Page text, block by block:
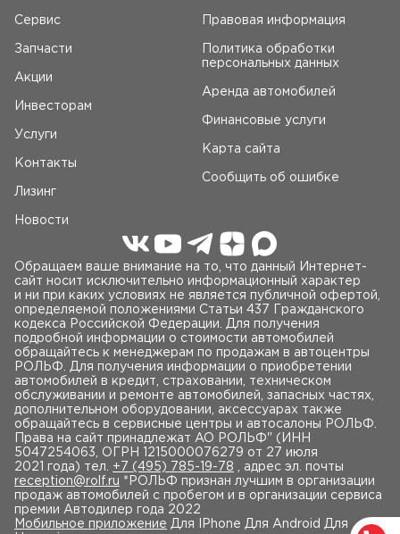
Сервис
Запчасти
Акции
Инвесторам
Услуги
Контакты
Лизинг
Новости
Правовая информация
Политика обработки
персональных данных
Аренда автомобилей
Финансовые услуги
Карта сайта
Сообщить об ошибке
Обращаем ваше внимание на то, что данный Интернет-
сайт носит исключительно информационный характер
и ни при каких условиях не является публичной офертой,
определяемой положениями Статьи 437 Гражданского
кодекса Российской Федерации. Для получения
подробной информации о стоимости автомобилей
обращайтесь к менеджерам по продажам в автоцентры
РОЛЬФ. Для получения информации о приобретении
автомобилей в кредит, страховании, техническом
обслуживании и ремонте автомобилей, запасных частях,
дополнительном оборудовании, аксессуарах также
обращайтесь в сервисные центры и автосалоны РОЛЬФ.
Права на сайт принадлежат AO РОЛЬФ" (ИНН
5047254063, ОГРН 1215000076279 от 27 июля
2021 года) тел. +7 (495) 785-19-78 , адрес эл. почты
reception@rolf.ru *РОЛЬФ признан лучшим в организации
продаж автомобилей с пробегом и в организации сервиса
премии Автодилер года 2022
Мобильное приложение Для IPhone Для Android Для